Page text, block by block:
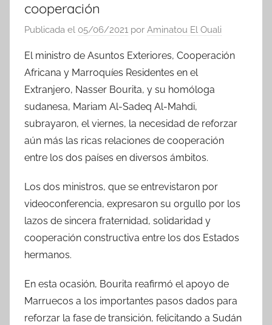
cooperación
Publicada el 05/06/2021 por Aminatou El Ouali
El ministro de Asuntos Exteriores, Cooperación
Africana y Marroquíes Residentes en el
Extranjero, Nasser Bourita, y su homóloga
sudanesa, Mariam Al-Sadeq Al-Mahdi,
subrayaron, el viernes, la necesidad de reforzar
aún más las ricas relaciones de cooperación
entre los dos países en diversos ámbitos.
Los dos ministros, que se entrevistaron por
videoconferencia, expresaron su orgullo por los
lazos de sincera fraternidad, solidaridad y
cooperación constructiva entre los dos Estados
hermanos.
En esta ocasión, Bourita reafirmó el apoyo de
Marruecos a los importantes pasos dados para
reforzar la fase de transición, felicitando a Sudán